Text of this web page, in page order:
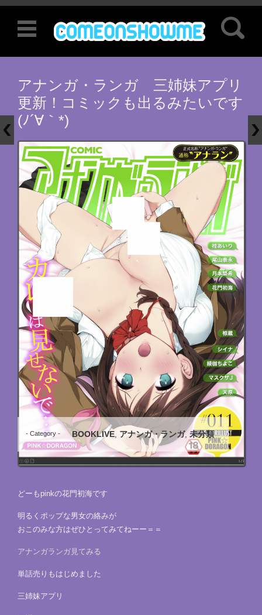
検索:
コンテンツに移動
アナンガ・ランガ 三姉妹アプリ
更新！コミックも出るみたいです
(ﾉ´∀｀*)
- Category - BOOKLIVE, アナンガ・ランガ, 未分類
どーもpinkの花門初海です
明るくポップな男女の絡みが
おこのみな方はぜひとってみてねーー＝＝
アナンガランガ見てみる
単話売りもはじめました
三姉妹アプリ